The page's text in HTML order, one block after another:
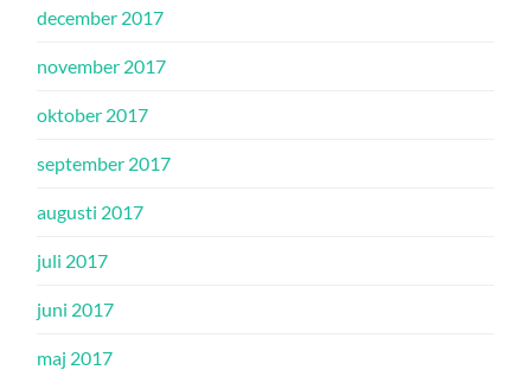
december 2017
november 2017
oktober 2017
september 2017
augusti 2017
juli 2017
juni 2017
maj 2017